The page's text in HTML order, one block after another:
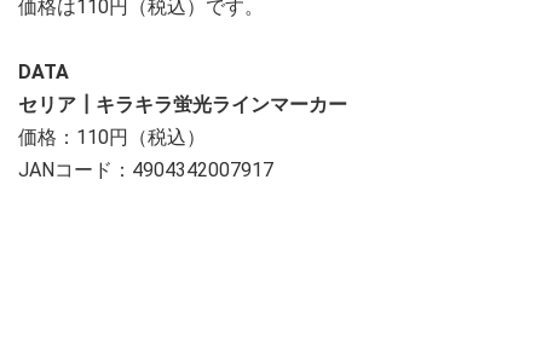
価格は110円（税込）です。
DATA
セリア┃キラキラ蛍光ラインマーカー
価格：110円（税込）
JANコード：4904342007917